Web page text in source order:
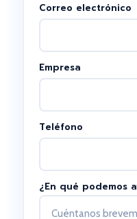
Correo electrónico
Empresa
Teléfono
¿En qué podemos